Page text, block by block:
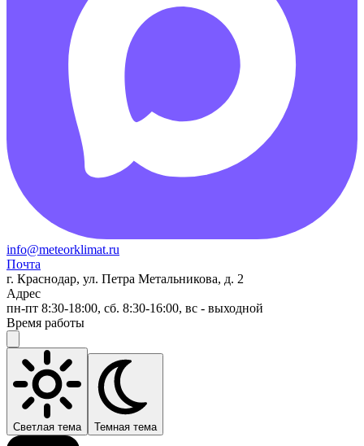
info@meteorklimat.ru
Почта
г. Краснодар, ул. Петра Метальникова, д. 2
Адрес
пн-пт 8:30-18:00, сб. 8:30-16:00, вс - выходной
Время работы
Светлая тема Темная тема